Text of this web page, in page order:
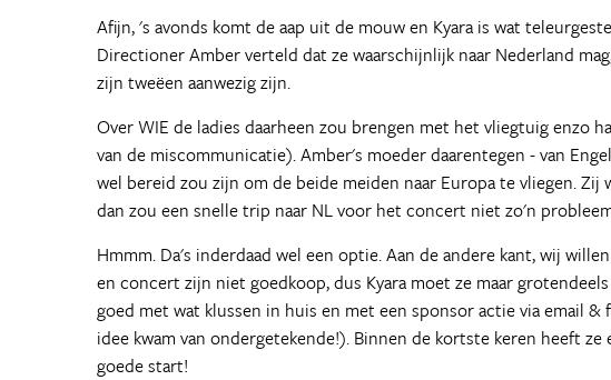
Afijn, 's avonds komt de aap uit de mouw en Kyara is wat
Directioner Amber verteld dat ze waarschijnlijk naar Nederland
zijn tweëen aanwezig zijn.
Over WIE de ladies daarheen zou brengen met het vliegtuig enzo
van de miscommunicatie). Amber's moeder daarentegen - van
wel bereid zou zijn om de beide meiden naar Europa te vliegen. Zij
dan zou een snelle trip naar NL voor het concert niet zo'n
Hmmm. Da's inderdaad wel een optie. Aan de andere kant, wij
en concert zijn niet goedkoop, dus Kyara moet ze maar
goed met wat klussen in huis en met een sponsor actie via email
idee kwam van ondergetekende!). Binnen de kortste keren heeft
goede start!